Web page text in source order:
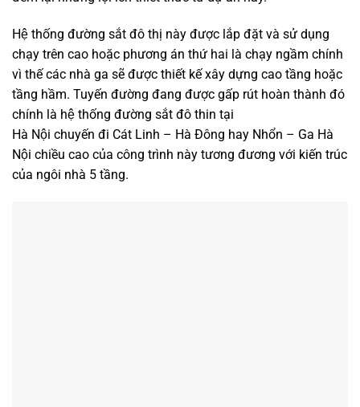
Hệ thống đường sắt đô thị này được lắp đặt và sử dụng
chạy trên cao hoặc phương án thứ hai là chạy ngầm chính
vì thế các nhà ga sẽ được thiết kế xây dựng cao tầng hoặc
tầng hầm. Tuyến đường đang được gấp rút hoàn thành đó
chính là hệ thống đường sắt đô thin tại
Hà Nội chuyến đi Cát Linh – Hà Đông hay Nhổn – Ga Hà
Nội chiều cao của công trình này tương đương với kiến trúc
của ngôi nhà 5 tầng.